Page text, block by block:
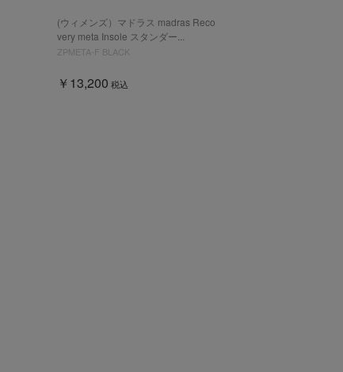
(ウィメンズ）マドラス madras Reco
very meta Insole スタンダー...
ZPMETA-F BLACK
￥13,200 税込